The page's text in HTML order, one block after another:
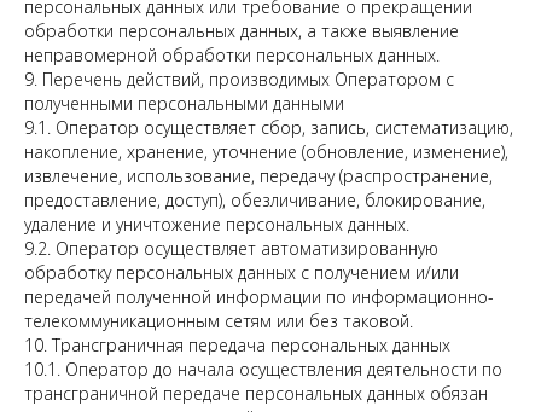
персональных данных или требование о прекращении
обработки персональных данных, а также выявление
неправомерной обработки персональных данных.
9. Перечень действий, производимых Оператором с
полученными персональными данными
9.1. Оператор осуществляет сбор, запись, систематизацию,
накопление, хранение, уточнение (обновление, изменение),
извлечение, использование, передачу (распространение,
предоставление, доступ), обезличивание, блокирование,
удаление и уничтожение персональных данных.
9.2. Оператор осуществляет автоматизированную
обработку персональных данных с получением и/или
передачей полученной информации по информационно-
телекоммуникационным сетям или без таковой.
10. Трансграничная передача персональных данных
10.1. Оператор до начала осуществления деятельности по
трансграничной передаче персональных данных обязан